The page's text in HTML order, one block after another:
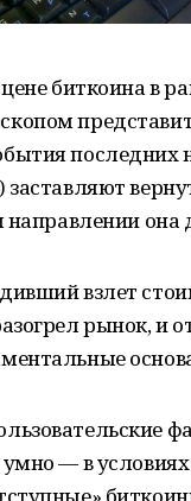
биткоина в
последних
она
взлет
рынок, и
— в